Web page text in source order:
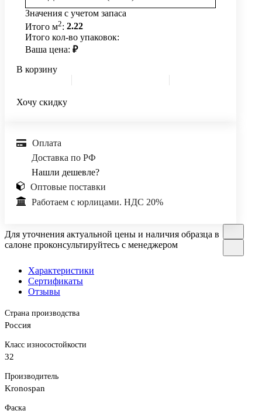
Значения с учетом запаса
Итого м2: 2.22
Итого кол-во упаковок:
Ваша цена: ₽
В корзину
Хочу скидку
Оплата
Доставка по РФ
Нашли дешевле?
Оптовые поставки
Работаем с юрлицами. НДС 20%
Для уточнения актуальной цены и наличия образца в
салоне проконсультируйтесь с менеджером
Характеристики
Сертификаты
Отзывы
Страна производства
Россия
Класс износостойкости
32
Производитель
Kronospan
Фаска